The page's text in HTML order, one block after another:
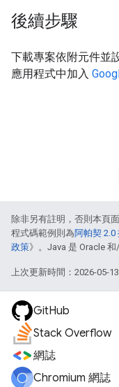
後續步驟
下載專案依附元件並
應用程式中加入
除非另有註明，否則本頁
程式碼範例則為阿帕契 2.0
政策》。Java 是 Oracle
上次更新時間：2026-05-
GitHub
Stack Overflow
網誌
Chromium 網誌